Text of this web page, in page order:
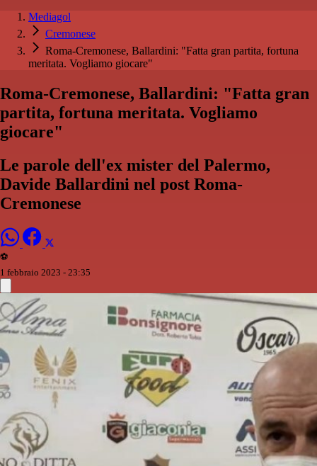
Mediagol
Cremonese
Roma-Cremonese, Ballardini: "Fatta gran partita, fortuna
meritata. Vogliamo giocare"
Roma-Cremonese, Ballardini: "Fatta gran
partita, fortuna meritata. Vogliamo
giocare"
Le parole dell'ex mister del Palermo,
Davide Ballardini nel post Roma-
Cremonese
⚽️
1 febbraio 2023 - 23:35